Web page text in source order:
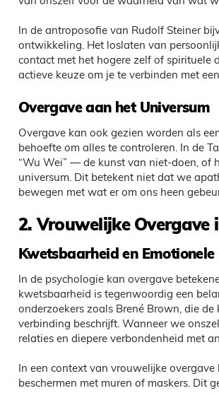
In de antroposofie van Rudolf Steiner
ontwikkeling. Het loslaten van
contact met het hogere zelf of spirituele
actieve keuze om je te verbinden met
Overgave aan het Universum
Overgave kan ook gezien worden als
behoefte om alles te controleren. In de
“Wu Wei” — de kunst van niet-doen, of
universum. Dit betekent niet dat we
bewegen met wat er om ons heen
2. Vrouwelijke Overgave
Kwetsbaarheid en Emotionele
In de psychologie kan overgave
kwetsbaarheid is tegenwoordig een
onderzoekers zoals Brené Brown, die
verbinding beschrijft. Wanneer we
relaties en diepere verbondenheid met
In een context van vrouwelijke
beschermen met muren of maskers. Dit